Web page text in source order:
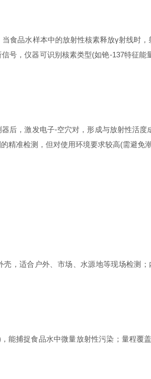
品水样本中的放射性核素释放γ射线时，
号，仪器可识别核素类型(如铯-137特征
，激发电子-空穴对，形成与放射性活度
精准检测，但对使用环境要求较高(需避免潮
适合户外、市场、水源地等现场检测；
捕捉食品水中微量放射性污染；量程覆